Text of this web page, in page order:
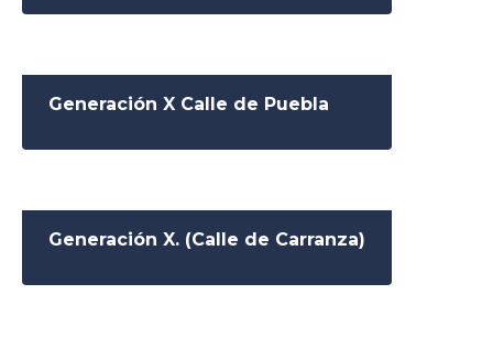
Generación X Calle de Puebla
Generación X. (Calle de Carranza)